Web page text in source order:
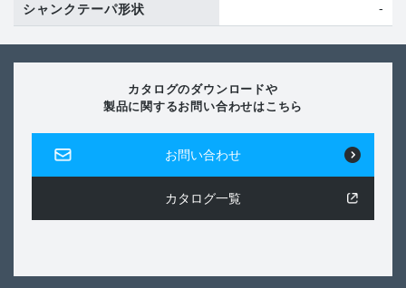
シャンクテーパ形状 -
カタログのダウンロードや
製品に関するお問い合わせはこちら
お問い合わせ
カタログ一覧